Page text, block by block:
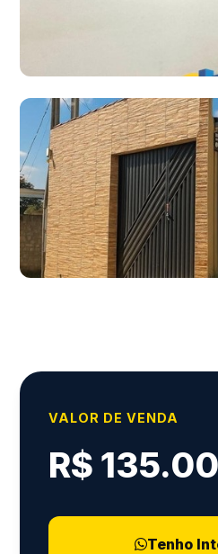
VALOR DE VENDA
R$
Tenho